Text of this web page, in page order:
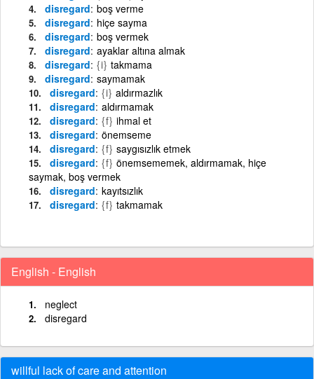
disregard boş verme
disregard hiçe sayma
disregard boş vermek
disregard ayaklar altına almak
disregard {i} takmama
disregard saymamak
disregard {i} aldırmazlık
disregard aldırmamak
disregard {f} ihmal et
disregard önemseme
disregard {f} saygısızlık etmek
disregard {f} önemsememek, aldırmamak, hiçe
saymak, boş vermek
disregard kayıtsızlık
disregard {f} takmamak
English - English
neglect
disregard
willful lack of care and attention